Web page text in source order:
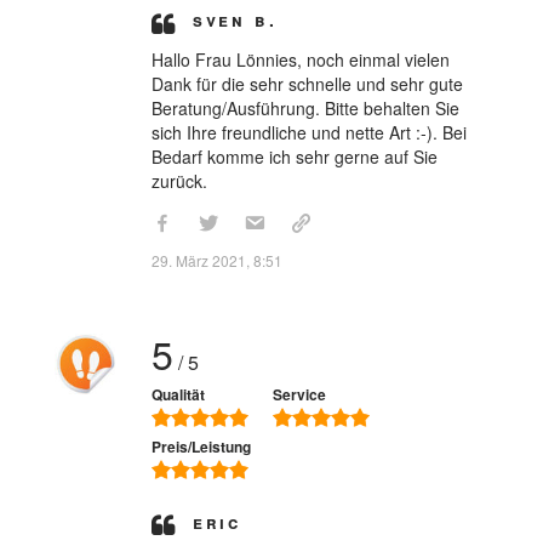
Sven B.
Hallo Frau Lönnies, noch einmal vielen
Dank für die sehr schnelle und sehr gute
Beratung/Ausführung. Bitte behalten Sie
sich Ihre freundliche und nette Art :-). Bei
Bedarf komme ich sehr gerne auf Sie
zurück.
29. März 2021, 8:51
5 / 5
Qualität Service
Preis/Leistung
Eric